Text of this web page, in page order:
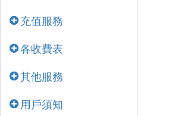
充值服務
各收費表
其他服務
用戶須知